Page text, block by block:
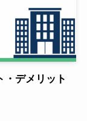
・デメリット